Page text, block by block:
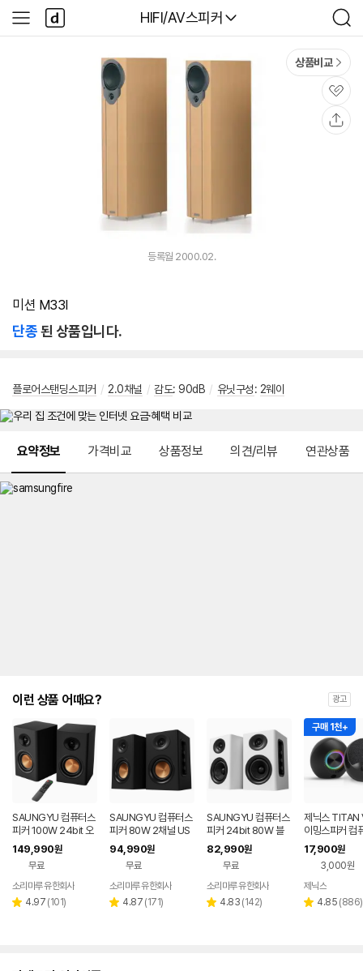
다나와
HIFI/AV스피커
검
색
사
이
다
나
와
상품비교
관
심
등록월 2000.02.
미션 M33I
단종된 상품입니다.
플로어스탠딩스피커 / 2.0채널 / 감도: 90dB / 유닛구성: 2웨이
요약정보 가격비교 상품정보 의견/리뷰 연관상품
이런 상품 어때요? 광고
SAUNGYU 컴퓨터스
피커 100W 24bit 오
디오 2채널 PC 유선
블루투스 연결
149,990원
무료
소리마루 유한회사
별 4.97 리
(101)
SAUNGYU 컴퓨터스
피커 80W 2채널 US
B DAC 옵티컬 유선 연
결 블루투스 스피커
94,990원
무료
소리마루 유한회사
별 4.87 리
(171)
SAUNGYU 컴퓨터스
피커 24bit 80W 블
루투스 USB DAC AU
X 옵티컬 연결
82,990원
무료
소리마루 유한회사
별 4.83 리
(142)
구매 1천+
제닉스 TITAN
이밍스피커 컴
피커
17,900원
3,000원
페이
제닉스
별 4.85 리
(886)